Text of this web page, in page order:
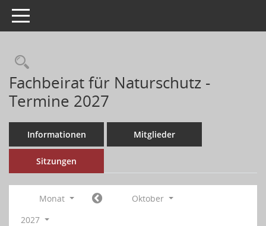
Toggle navigation
Fachbeirat für Naturschutz -
Termine 2027
Informationen Mitglieder
Sitzungen
Monat
Oktober
2027